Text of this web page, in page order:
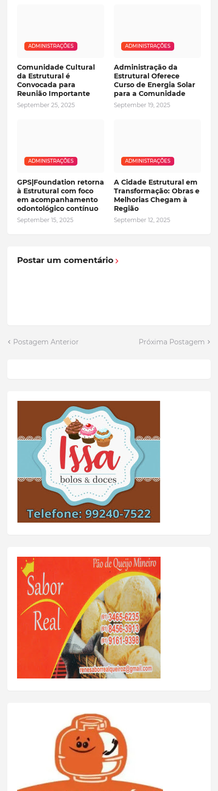
ADMINISTRAÇÕES
Comunidade Cultural
da Estrutural é
Convocada para
Reunião Importante
September 25, 2025
ADMINISTRAÇÕES
Administração da
Estrutural Oferece
Curso de Energia Solar
para a Comunidade
September 19, 2025
ADMINISTRAÇÕES
GPS|Foundation retorna
à Estrutural com foco
em acompanhamento
odontológico contínuo
September 15, 2025
ADMINISTRAÇÕES
A Cidade Estrutural em
Transformação: Obras e
Melhorias Chegam à
Região
September 12, 2025
Postar um comentário
Postagem Anterior Próxima Postagem